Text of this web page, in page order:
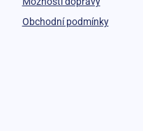
Obchodní podmínky